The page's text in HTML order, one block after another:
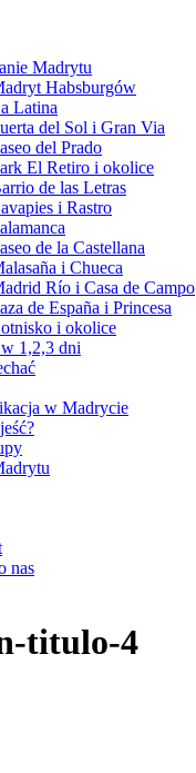
Madrytu
Habsburgów
Latina
del Sol i Gran Via
del Prado
El Retiro i okolice
de las Letras
i Rastro
de la Castellana
i Chueca
Río i Casa de Campo
de España i Princesa
i okolice
1,2,3 dni
w Madrycie
nas
titulo-4